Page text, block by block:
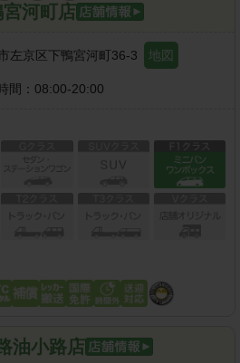
河町店
左京区下鴨宮河町36-3 地図
間： 08:00-20:00
油小路店